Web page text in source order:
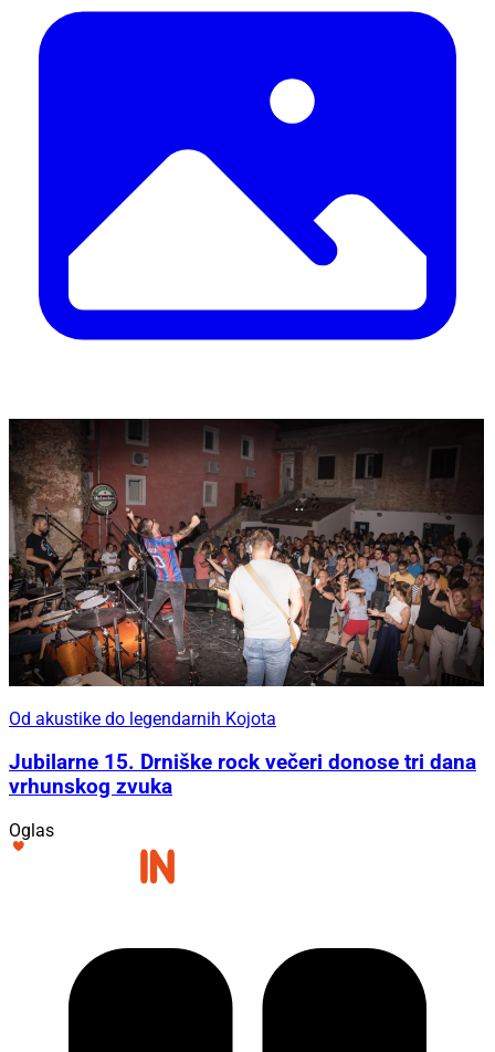
Od akustike do legendarnih Kojota
Jubilarne 15. Drniške rock večeri donose tri dana
vrhunskog zvuka
Oglas